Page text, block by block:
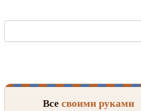
Все своими руками